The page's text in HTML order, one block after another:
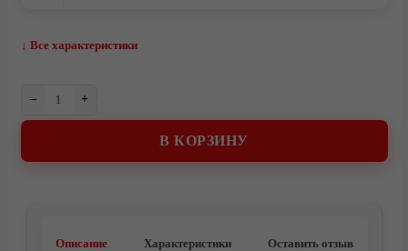
↓ Все характеристики
– +
В КОРЗИНУ
Описание Характеристики Оставить отзыв